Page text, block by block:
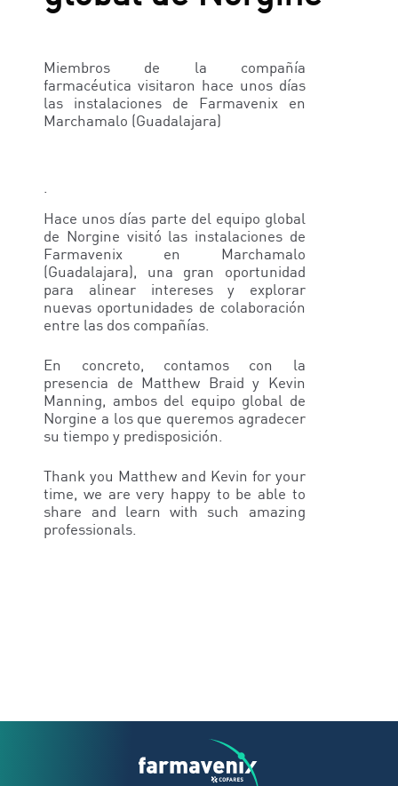
Miembros de la compañía
farmacéutica visitaron hace unos días
las instalaciones de Farmavenix en
Marchamalo (Guadalajara)
.
Hace unos días parte del equipo global
de Norgine visitó las instalaciones de
Farmavenix en Marchamalo
(Guadalajara), una gran oportunidad
para alinear intereses y explorar
nuevas oportunidades de colaboración
entre las dos compañías.
En concreto, contamos con la
presencia de Matthew Braid y Kevin
Manning, ambos del equipo global de
Norgine a los que queremos agradecer
su tiempo y predisposición.
Thank you Matthew and Kevin for your
time, we are very happy to be able to
share and learn with such amazing
professionals.